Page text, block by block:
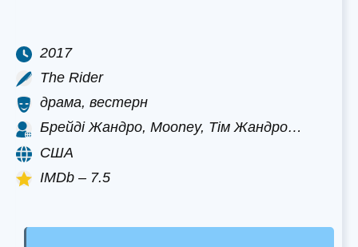
2017
The Rider
драма, вестерн
Брейді Жандро, Mooney, Тім Жандро…
США
IMDb – 7.5